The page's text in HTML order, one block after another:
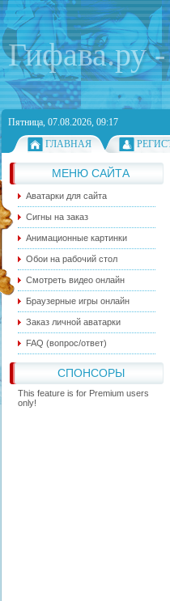
Гифава.ру
Пятница, 07.08.2026, 09:17
ГЛАВНАЯ
МЕНЮ САЙТА
Аватарки для сайта
Сигны на заказ
Анимационные картинки
Обои на рабочий стол
Смотреть видео онлайн
Браузерные игры онлайн
Заказ личной аватарки
FAQ (вопрос/ответ)
СПОНСОРЫ
This feature is for Premium users
only!